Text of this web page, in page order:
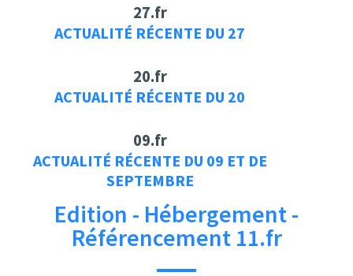
27.fr
ACTUALITÉ RÉCENTE DU 27
20.fr
ACTUALITÉ RÉCENTE DU 20
09.fr
ACTUALITÉ RÉCENTE DU 09 ET DE
SEPTEMBRE
Edition - Hébergement -
Référencement 11.fr